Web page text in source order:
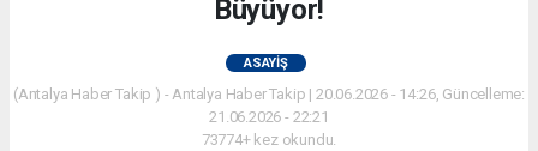
Büyüyor!
ASAYIŞ
(Antalya Haber Takip ) - Antalya Haber Takip | 20.06.2026 - 14:26, Güncelleme:
21.06.2026 - 22:21
73774+ kez okundu.